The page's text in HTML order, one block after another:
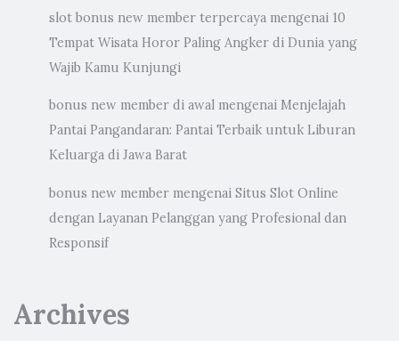
slot bonus new member terpercaya mengenai 10
Tempat Wisata Horor Paling Angker di Dunia yang
Wajib Kamu Kunjungi
bonus new member di awal mengenai Menjelajah
Pantai Pangandaran: Pantai Terbaik untuk Liburan
Keluarga di Jawa Barat
bonus new member mengenai Situs Slot Online
dengan Layanan Pelanggan yang Profesional dan
Responsif
Archives